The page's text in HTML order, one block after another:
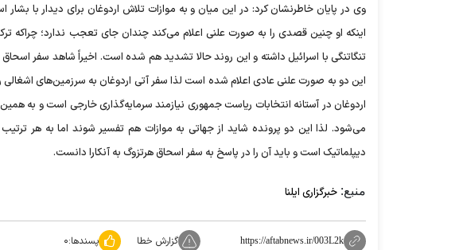
وی در پایان خاطرنشان کرد: در این میان و به موازات تلاش اردوغان برای دیدار با
اینکه او چنین قصدی را به صورت علنی اعلام می‌کند چندان جای تعجب ندارد؛ چراکه
تنگاتنگی با اسرائیل داشته و این روند حالا تشدید هم شده است. اخیراً شاهد سفر
این دو به صورت علنی عادی اعلام شده است لذا سفر آتی اردوغان به سرزمین‌های
اردوغان در آستانه انتخابات ریاست جمهوری نیازمند سرمایه‌‌گذاری خارجی است و به
می‌شود. لذا این دو پرونده شاید از جهاتی به موازات هم تفسیر شوند اما به هر
دیپلماتیک است و باید آن را در پاسخ به سفر اسحاق هرتزوگ به آنکارا دانست.
منبع: خبرگزاری ایلنا
https://aftabnews.ir/003L2k گزارش خطا پسندها:۰